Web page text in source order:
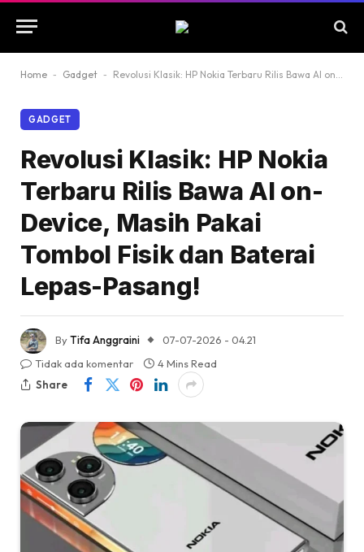
Home - Gadget - Revolusi Klasik: HP Nokia Terbaru Rilis Bawa AI on-Device, Masih Pakai Tombol Fisik dan Baterai Lepas-Pasang!
GADGET
Revolusi Klasik: HP Nokia
Terbaru Rilis Bawa AI on-
Device, Masih Pakai
Tombol Fisik dan Baterai
Lepas-Pasang!
ByTifa Anggraini
07-07-2026 - 04.21
Tidak ada komentar
4 Mins Read
Share